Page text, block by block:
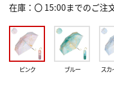
在庫 〇 15:00までのご注
ピンク ブルー スカ